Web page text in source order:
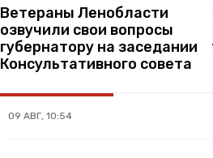
Ветераны Ленобласти
озвучили свои вопросы
губернатору на заседании
Консультативного совета
09 АВГ, 10:54